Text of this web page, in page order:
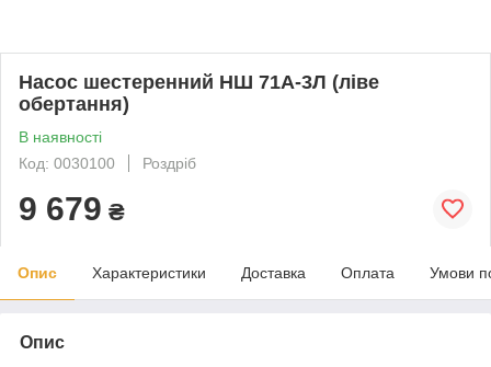
Насос шестеренний НШ 71А-3Л (ліве
обертання)
В наявності
Код: 0030100
Роздріб
9 679 ₴
Опис Характеристики Доставка Оплата Умови
Опис